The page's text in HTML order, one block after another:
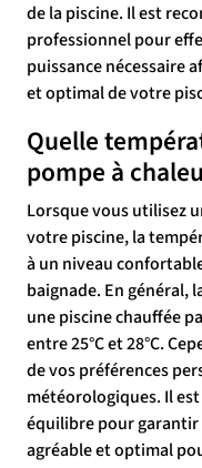
de la piscine. Il est
professionnel pour
puissance nécessaire
et optimal de votre
Quelle
pompe à
Lorsque vous utilisez
votre piscine, la
à un niveau
baignade. En général,
une piscine chauffée
entre 25°C et 28°C.
de vos préférences
météorologiques. Il
équilibre pour
agréable et optimal